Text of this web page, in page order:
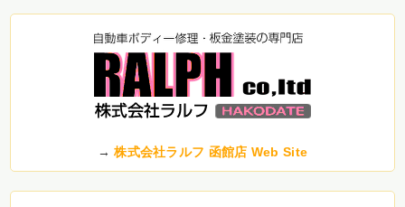
→株式会社ラルフ 函館店 Web Site